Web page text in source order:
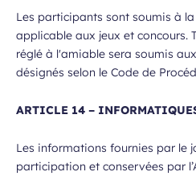
Les participants sont soumis à
applicable aux jeux et concours.
réglé à l'amiable sera soumis
désignés selon le Code de
ARTICLE 14 –
Les informations fournies par le
participation et conservées par